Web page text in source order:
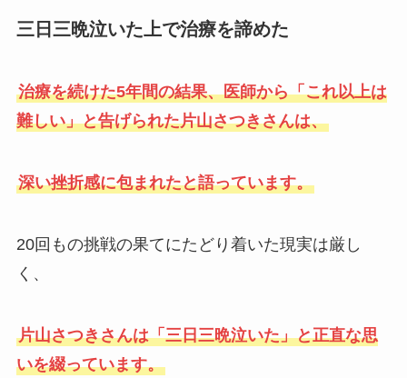
三日三晩泣いた上で治療を諦めた
治療を続けた5年間の結果、医師から「これ以上は
難しい」と告げられた片山さつきさんは、
深い挫折感に包まれたと語っています。
20回もの挑戦の果てにたどり着いた現実は厳し
く、
片山さつきさんは「三日三晩泣いた」と正直な思
いを綴っています。